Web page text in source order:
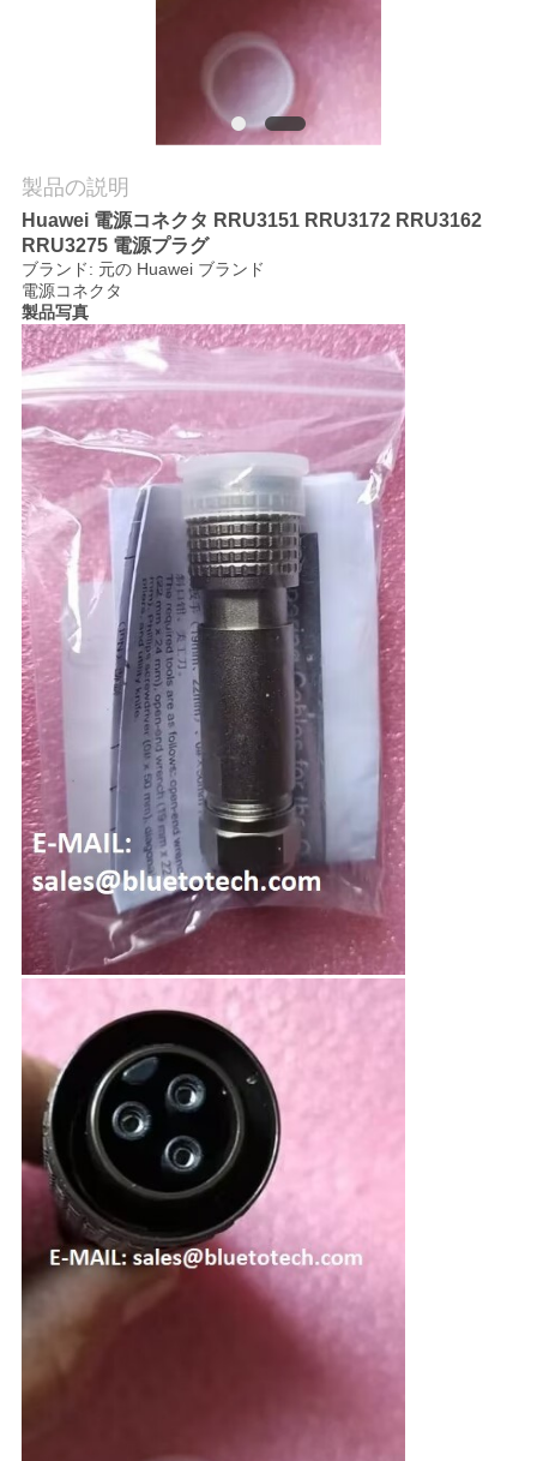
連
絡
し
な
さ
い
ニ
ュ
ー
ス
引
用
を
要
求
し
な
さ
い
地
図
PRIVACY
POLICY
製品の説明
Huawei 電源コネクタ RRU3151 RRU3172 RRU3162
RRU3275 電源プラグ
ブランド: 元の Huawei ブランド
電源コネクタ
製品写真